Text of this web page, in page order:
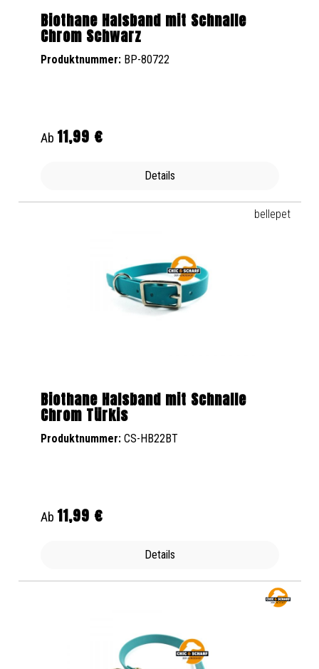
Biothane Halsband mit Schnalle
Chrom Schwarz
Produktnummer: BP-80722
Regulärer Preis:
Ab 11,99 €
Details
Biothane Halsband mit Schnalle
Chrom Türkis
Produktnummer: CS-HB22BT
bellepet
Regulärer Preis:
Ab 11,99 €
Details